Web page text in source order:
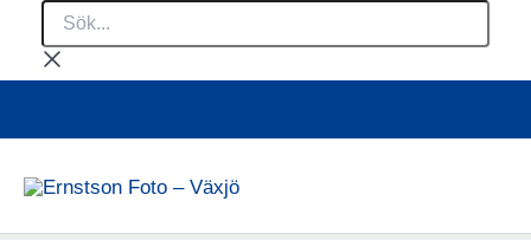
innehåll
Sök...